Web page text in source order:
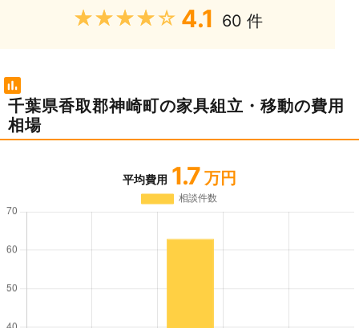
★★★★★ 4.1 60 件
千葉県香取郡神崎町の家具組立・移動の費用
相場
平均費用 1.7 万円